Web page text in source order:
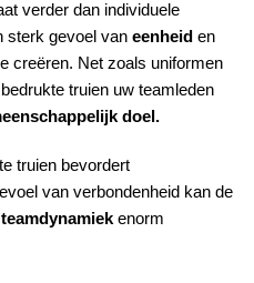
verder dan individuele
sterk gevoel van eenheid en
creëren. Net zoals uniformen
truien uw teamleden
doel.
truien bevordert
van verbondenheid kan de
teamdynamiekenorm